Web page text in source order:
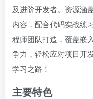
及进阶开发者。资源涵
内容，配合代码实战练
程师团队打造，覆盖嵌
争力，轻松应对项目开
学习之路！
主要特色